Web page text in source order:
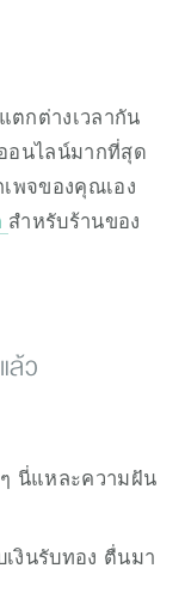
กต่างเวลากัน
อนไลน์มากที่สุด
เพจของคุณเอง
สำหรับร้านของ
ล้ว
นี่แหละความฝัน
เงินรับทอง ตื่นมา